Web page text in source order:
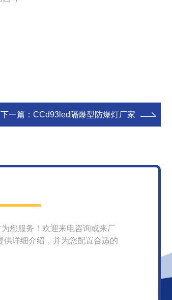
下一篇： CCd93led隔爆型防爆灯厂家
您服务！欢迎来电咨询或来厂
供详细介绍，并为您配置合适的